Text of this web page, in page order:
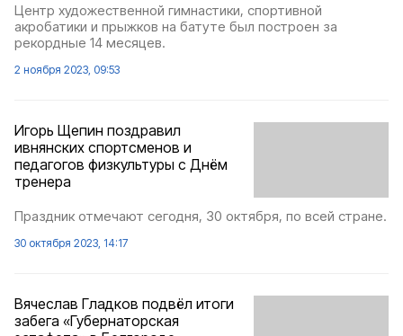
Центр художественной гимнастики, спортивной
акробатики и прыжков на батуте был построен за
рекордные 14 месяцев.
2 ноября 2023, 09:53
Игорь Щепин поздравил
ивнянских спортсменов и
педагогов физкультуры с Днём
тренера
Праздник отмечают сегодня, 30 октября, по всей стране.
30 октября 2023, 14:17
Вячеслав Гладков подвёл итоги
забега «Губернаторская